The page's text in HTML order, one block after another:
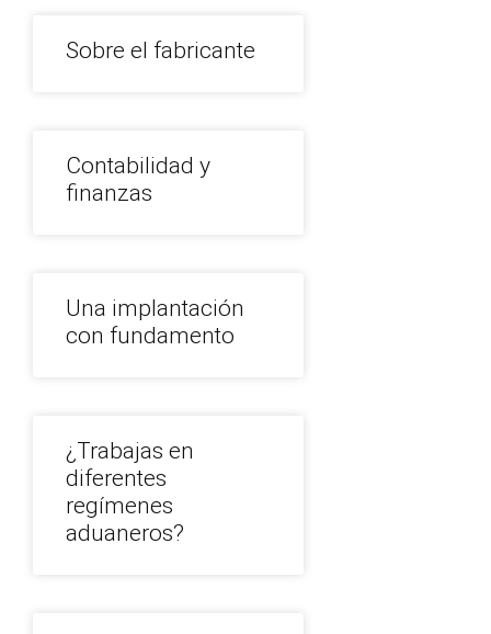
Sobre el fabricante
Contabilidad y
finanzas
Una implantación
con fundamento
¿Trabajas en
diferentes
regímenes
aduaneros?